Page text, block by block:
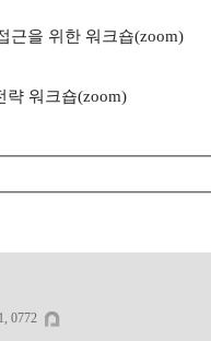
근을 위한 워크숍(zoom)
략 워크숍(zoom)
0772